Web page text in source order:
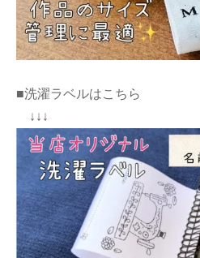
■洗濯ラベルはこちら
↓↓↓